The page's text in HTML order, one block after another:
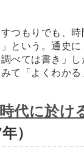
つもりでも、時
という。通史
べては書き」
て「よくわかる
代に於け
）